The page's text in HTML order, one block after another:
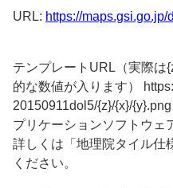
URL: https://maps.gsi.go.jp/
テンプレートURL（実際は
的な数値が入ります）
20150911dol5/{z}/{x}/
プリケーションソフトウェ
詳しくは「地理院タイル仕
ください。